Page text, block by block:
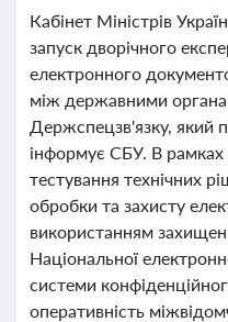
Кабінет Міністрів
запуск дворічного
електронного
між державними
Держспецзв'язку, який
інформує СБУ. В
тестування технічних
обробки та захисту
використанням
Національної
системи
оперативність